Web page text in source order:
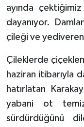
ayında
dayanıyor.
çileği ve
Çileklerde
haziran itibarıyla
hatırlatan
yabani ot
sürdürdüğünü